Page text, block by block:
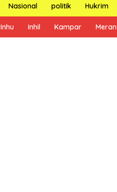
Nasional politik Hukrim
Inhu Inhil Kampar